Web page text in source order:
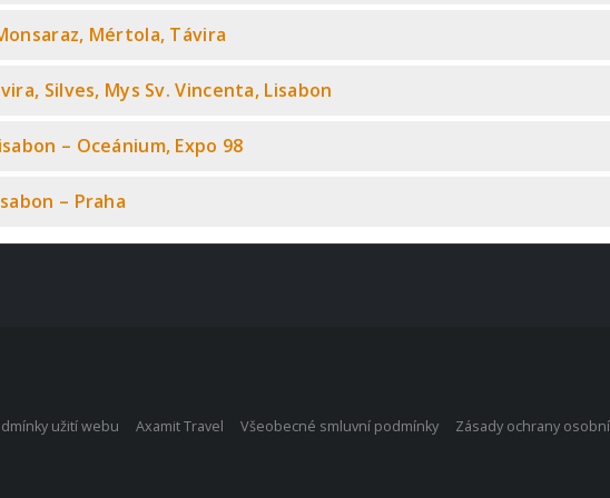
Mértola, Távira
Silves, Mys Sv. Vincenta, Lisabon
– Oceánium, Expo 98
– Praha
užití webu Axamit Travel Všeobecné smluvní podmínky Zásady ochrany